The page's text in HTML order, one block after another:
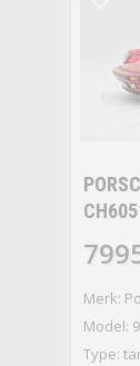
Merk:
Model:
Type: